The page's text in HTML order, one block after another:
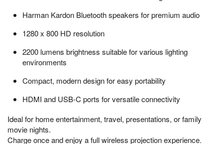
Harman Kardon Bluetooth speakers for premium audio
1280 x 800 HD resolution
2200 lumens brightness suitable for various lighting
environments
Compact, modern design for easy portability
HDMI and USB-C ports for versatile connectivity
Ideal for home entertainment, travel, presentations, or family
movie nights.
Charge once and enjoy a full wireless projection experience.